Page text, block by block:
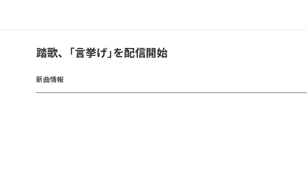
踏歌、「言挙げ」を配信開始
新曲情報